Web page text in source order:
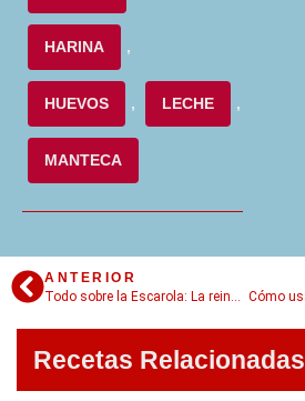
HARINA ,
HUEVOS , LECHE ,
MANTECA
ANTERIOR
Recetas Relacionadas